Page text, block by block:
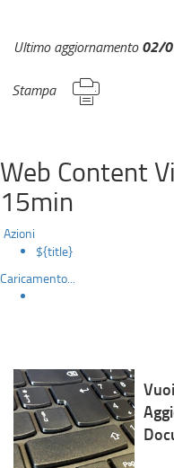
Ultimo aggiornamento02/
Stampa
Web Content
15min
Azioni
${title}
Caricamento...